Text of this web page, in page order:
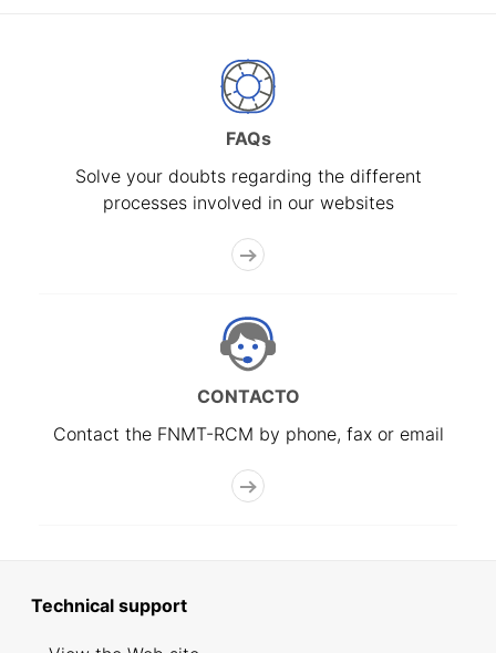
FAQs
Solve your doubts regarding the different
processes involved in our websites
CONTACTO
Contact the FNMT-RCM by phone, fax or email
Technical support